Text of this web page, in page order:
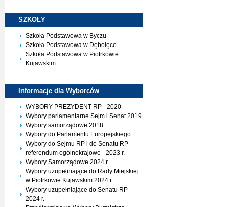
SZKOŁY
Szkoła Podstawowa w Byczu
Szkoła Podstawowa w Dębołęce
Szkoła Podstawowa w Piotrkowie
Kujawskim
Informacje dla Wyborców
WYBORY PREZYDENT RP - 2020
Wybory parlamentarne Sejm i Senat 2019
Wybory samorządowe 2018
Wybory do Parlamentu Europejskiego
Wybory do Sejmu RP i do Senatu RP
referendum ogólnokrajowe - 2023 r.
Wybory Samorządowe 2024 r.
Wybory uzupełniające do Rady Miejskiej
w Piotrkowie Kujawskim 2024 r.
Wybory uzupełniające do Senatu RP -
2024 r.